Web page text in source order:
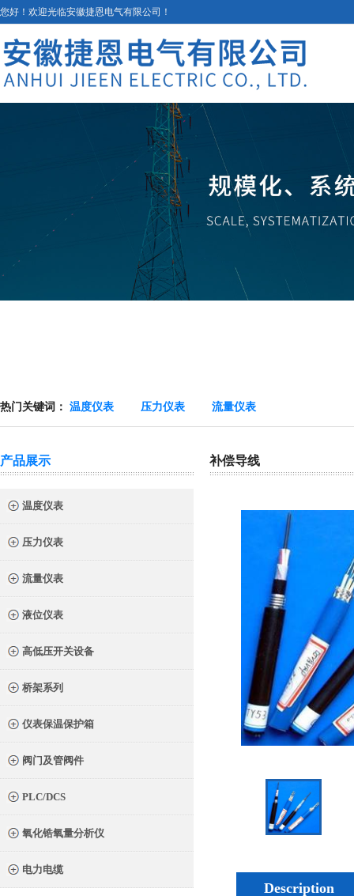
您好！欢迎光临安徽捷恩电气有限公司！
热门关键词： 温度仪表 压力仪表 流量仪表
产品展示
温度仪表
压力仪表
流量仪表
液位仪表
高低压开关设备
桥架系列
仪表保温保护箱
阀门及管阀件
PLC/DCS
氧化锆氧量分析仪
电力电缆
补偿导线
Description